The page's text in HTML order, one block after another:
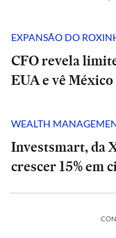
EXPANSÃO DO
CFO revela
EUA e vê
WEALTH
Investsmart, da
crescer 15% em